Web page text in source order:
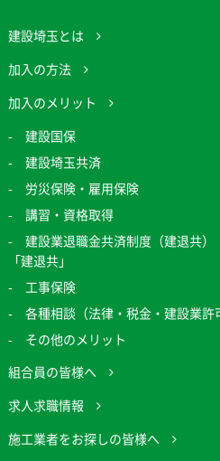
建設埼玉とは
加入の方法
加入のメリット
建設国保
建設埼玉共済
労災保険・雇用保険
講習・資格取得
建設業退職金共済制度（建退共
「建退共」
工事保険
各種相談（法律・税金・建設業許
その他のメリット
組合員の皆様へ
求人求職情報
施工業者をお探しの皆様へ